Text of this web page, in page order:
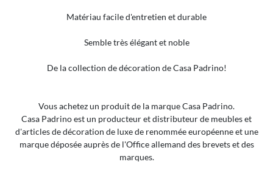
Matériau facile d'entretien et durable
Semble très élégant et noble
De la collection de décoration de Casa Padrino!
Vous achetez un produit de la marque Casa Padrino.
Casa Padrino est un producteur et distributeur de meubles et
d'articles de décoration de luxe de renommée européenne et une
marque déposée auprès de l'Office allemand des brevets et des
marques.